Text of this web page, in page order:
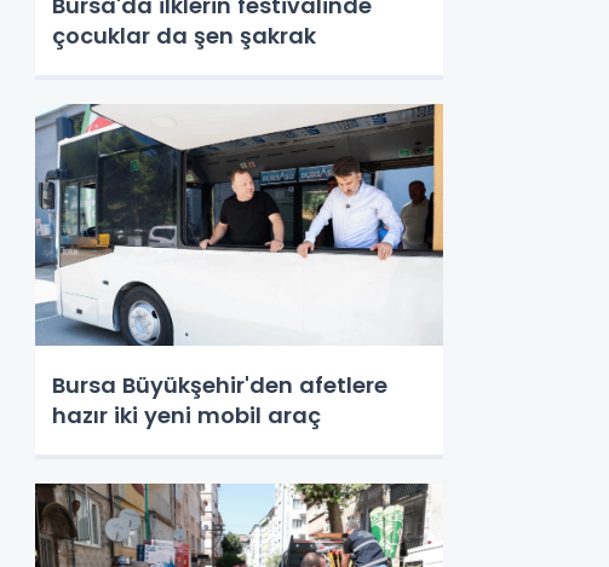
çocuklar da şen şakrak
Bursa Büyükşehir'den afetlere
hazır iki yeni mobil araç